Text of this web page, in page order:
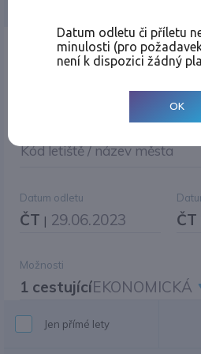
Místo odletu
Kód letiště / název města
Datum odletu
ČT | 29.06.2023 ČT
Možnosti
1 cestujícíEKONOMICKÁ
Jen přímé lety
Datum odletu či příletu
minulosti (pro
není k dispozici žádný
OK